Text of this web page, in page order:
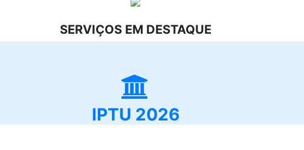
SERVIÇOS EM DESTAQUE
IPTU 2026